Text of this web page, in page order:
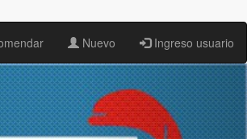
Nuevo Ingreso usuario